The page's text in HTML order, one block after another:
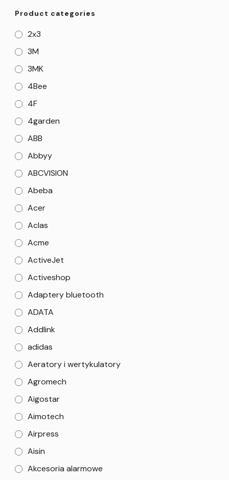
Product categories
2x3
3M
3MK
4Bee
4F
4garden
ABB
Abbyy
ABCVISION
Abeba
Acer
Aclas
Acme
ActiveJet
Activeshop
Adaptery bluetooth
ADATA
Addlink
adidas
Aeratory i wertykulatory
Agromech
Aigostar
Aimotech
Airpress
Aisin
Akcesoria alarmowe